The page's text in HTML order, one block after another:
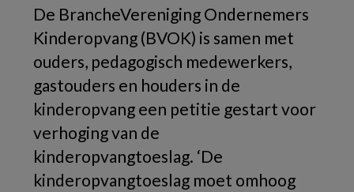
De BrancheVereniging Ondernemers
Kinderopvang (BVOK) is samen met
ouders, pedagogisch medewerkers,
gastouders en houders in de
kinderopvang een petitie gestart voor
verhoging van de
kinderopvangtoeslag. ‘De
kinderopvangtoeslag moet omhoog